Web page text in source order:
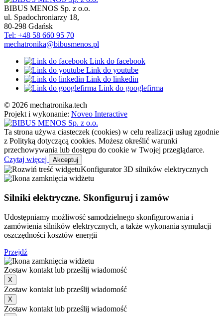
BIBUS MENOS Sp. z o.o.
ul. Spadochroniarzy 18,
80-298 Gdańsk
Tel: +48 58 660 95 70
mechatronika@bibusmenos.pl
Link do facebook
Link do youtube
Link do linkedin
Link do googlefirma
© 2026 mechatronika.tech
Projekt i wykonanie: Noveo Interactive
Ta strona używa ciasteczek (cookies) w celu realizacji usług zgodnie
z Polityką dotyczącą cookies. Możesz określić warunki
przechowywania lub dostępu do cookie w Twojej przeglądarce.
Czytaj więcej
Akceptuj
Konfigurator 3D silników elektrycznych
Silniki elektryczne. Skonfiguruj i zamów
Udostępniamy możliwość samodzielnego skonfigurowania i
zamówienia silników elektrycznych, a także wykonania symulacji
oszczędności kosztów energii
Przejdź
Zostaw kontakt lub prześlij wiadomość
X
Zostaw kontakt lub prześlij wiadomość
X
Zostaw kontakt lub prześlij wiadomość